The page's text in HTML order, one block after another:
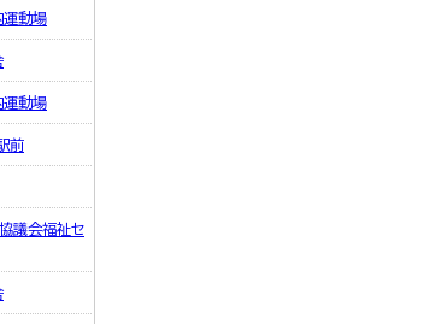
運動場
運動場
前
議会福祉セ